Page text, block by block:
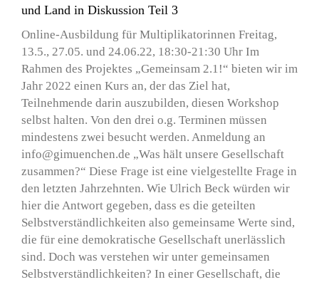
und Land in Diskussion Teil 3
Online-Ausbildung für Multiplikatorinnen Freitag,
13.5., 27.05. und 24.06.22, 18:30-21:30 Uhr Im
Rahmen des Projektes „Gemeinsam 2.1!“ bieten wir im
Jahr 2022 einen Kurs an, der das Ziel hat,
Teilnehmende darin auszubilden, diesen Workshop
selbst halten. Von den drei o.g. Terminen müssen
mindestens zwei besucht werden. Anmeldung an
info@gimuenchen.de „Was hält unsere Gesellschaft
zusammen?“ Diese Frage ist eine vielgestellte Frage in
den letzten Jahrzehnten. Wie Ulrich Beck würden wir
hier die Antwort gegeben, dass es die geteilten
Selbstverständlichkeiten also gemeinsame Werte sind,
die für eine demokratische Gesellschaft unerlässlich
sind. Doch was verstehen wir unter gemeinsamen
Selbstverständlichkeiten? In einer Gesellschaft, die